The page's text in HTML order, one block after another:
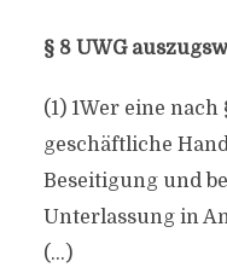
§ 8 UWG
(1) 1Wer eine
geschäftliche
Beseitigung und
Unterlassung in
(…)